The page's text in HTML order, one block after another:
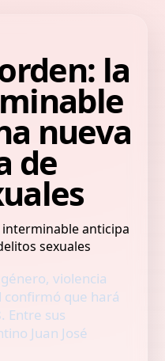
la
nueva
de
violencia
confirmó que hará
Entre sus
Juan José